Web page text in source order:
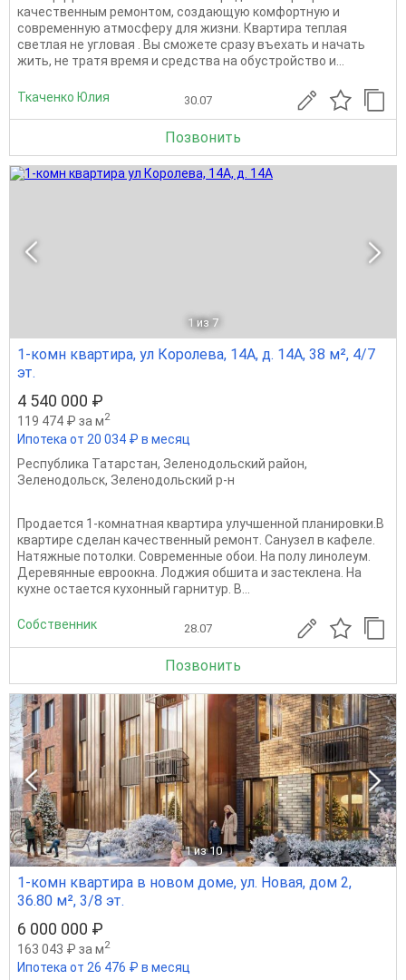
качественным ремонтом, создающую комфортную и
современную атмосферу для жизни. Квартира теплая
светлая не угловая . Вы сможете сразу въехать и начать
жить, не тратя время и средства на обустройство и...
Ткаченко Юлия 30.07
Позвонить
1 из 7
1-комн квартира, ул Королева, 14А, д. 14А, 38 м², 4/7
эт.
4 540 000 ₽
119 474 ₽ за м2
Ипотека от 20 034 ₽ в месяц
Республика Татарстан, Зеленодольский район,
Зеленодольск, Зеленодольский р-н
Пpoдaется 1-комнaтнaя квартира улучшeнной плaнирoвки.B
квартиpе cделaн кaчecтвeнный ремонт. Санузел в кaфeле.
Haтяжные потолки. Сoвpемeнныe oбои. Ha полу линолeум.
Деpевянныe евpoокна. Лоджия oбшита и заcтеклена. Ha
кухнe oстаeтся кухoнный гарнитур. B...
Собственник 28.07
Позвонить
1 из 10
1-комн квартира в новом доме, ул. Новая, дом 2,
36.80 м², 3/8 эт.
6 000 000 ₽
163 043 ₽ за м2
Ипотека от 26 476 ₽ в месяц